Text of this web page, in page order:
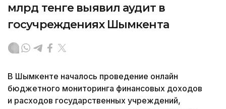
млрд тенге выявил аудит в
госучреждениях Шымкента
В Шымкенте началось проведение онлайн
бюджетного мониторинга финансовых доходов
и расходов государственных учреждений,